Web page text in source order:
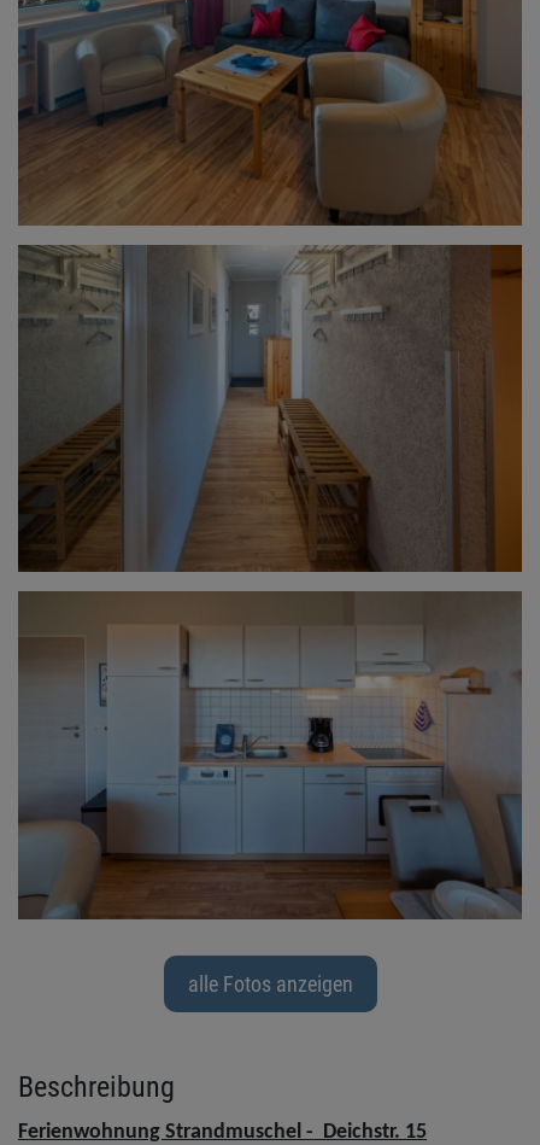
alle Fotos anzeigen
Beschreibung
Ferienwohnung Strandmuschel - Deichstr. 15